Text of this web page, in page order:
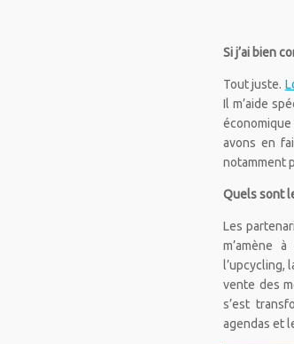
Si j’ai bien
Tout juste.
Il m’aide
économique
avons en
notamment
Quels sont
Les
m’amène
l’upcycling,
vente des
s’est
agendas et